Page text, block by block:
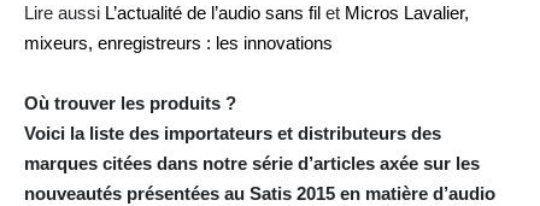
Lire aussi L’actualité de l’audio sans fil et Micros Lavalier,
mixeurs, enregistreurs : les innovations
Où trouver les produits ?
Voici la liste des importateurs et distributeurs des
marques citées dans notre série d’articles axée sur les
nouveautés présentées au Satis 2015 en matière d’audio